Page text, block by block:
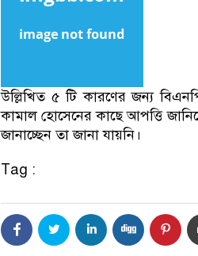
উল্লিখিত ৫ টি কারণের জন্য
কামাল হোসেনের কাছে আপত্তি
জানাচ্ছেন তা জানা যায়নি।
Tag :